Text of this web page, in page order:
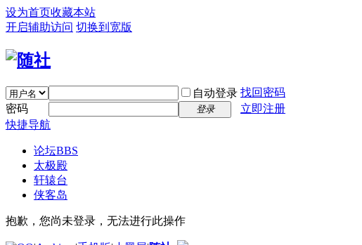
设为首页收藏本站
开启辅助访问 切换到宽版
自动登录 找回密码
密码
登录
立即注册
快捷导航
论坛BBS
太极殿
轩辕台
侠客岛
抱歉，您尚未登录，无法进行此操作